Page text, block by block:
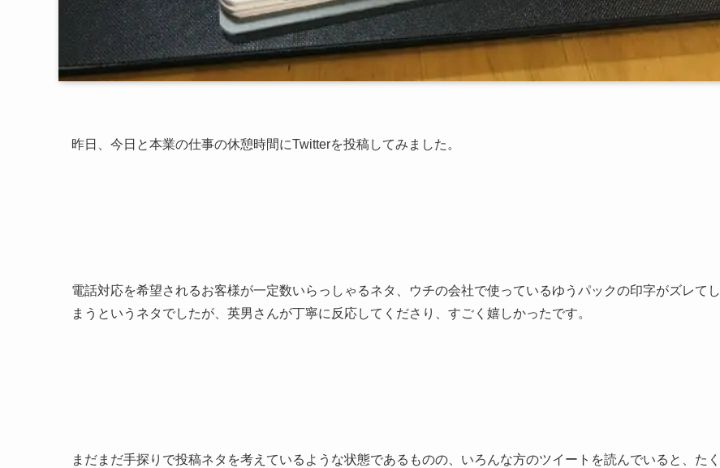
昨日、今日と本業の仕事の休憩時間にTwitterを投稿してみました。
電話対応を希望されるお客様が一定数いらっしゃるネタ、ウチの会社で使っているゆうパックの印字がズレてし
まうというネタでしたが、英男さんが丁寧に反応してくださり、すごく嬉しかったです。
まだまだ手探りで投稿ネタを考えているような状態であるものの、いろんな方のツイートを読んでいると、たく